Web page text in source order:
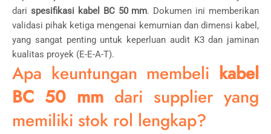
dari spesifikasi kabel BC 50 mm. Dokumen ini memberikan
validasi pihak ketiga mengenai kemurnian dan dimensi kabel,
yang sangat penting untuk keperluan audit K3 dan jaminan
kualitas proyek (E-E-A-T).
Apa keuntungan membeli kabel
BC 50 mm dari supplier yang
memiliki stok rol lengkap?